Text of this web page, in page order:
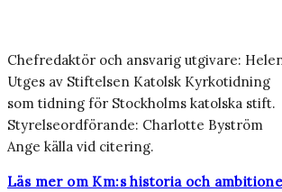
Chefredaktör och ansvarig utgivare:
Utges av Stiftelsen Katolsk Kyrkotidning
som tidning för Stockholms katolska stift.
Styrelseordförande: Charlotte Byström
Ange källa vid citering.
Läs mer om Km:s historia och